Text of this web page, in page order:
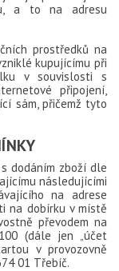
a to na adresu
prostředků na
kupujícímu při
v souvislosti s
připojení,
sám, přičemž tyto
dodáním zboží dle
následujícími
na adrese
na dobírku v místě
převodem na
(dále jen „účet
v provozovně
01 Třebíč.